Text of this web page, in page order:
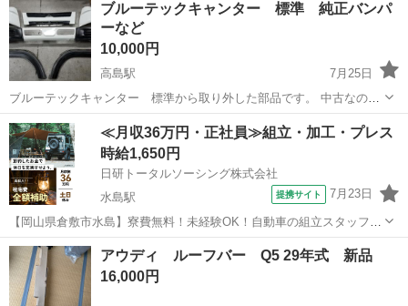
方、神経質な方はご遠慮ください、取り引き後の、ノークレーム、ノ
ーリターン、ノーキャンセルは、お受け出...
ブルーテックキャンター 標準 純正バンパ
ーなど
10,000円
高島駅
7月25日
ブルーテックキャンター 標準から取り外した部品です。 中古なので
キズや汚れあります。 画像の通りバンパー・グリル・コーナーパネ
ル・フェンダーパネルになります。
岡山 岡山市 高島駅 外装、車外用品
ブルーテックキャンター
≪月収36万円・正社員≫組立・加工・プレス
時給1,650円
日研トータルソーシング株式会社
水島駅
提携サイト 7月23日
【岡山県倉敷市水島】寮費無料！未経験OK！自動車の組立スタッフ
《お仕事No.NS0089》 お仕事について 車の組立作業です。専用レール
に乗って流れてくる車の骨組みに、車内外の各部品・ハンドル・足回
り・ドア・シートなどの各...
岡山 倉敷市 水島駅
アウディ ルーフバー Q5 29年式 新品
16,000円